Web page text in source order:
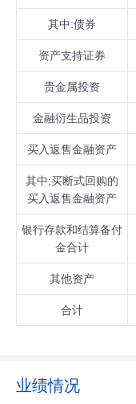
其中:债券
资产支持证券
贵金属投资
金融衍生品投资
买入返售金融资产
其中:买断式回购的
买入返售金融资产
银行存款和结算备付
金合计
其他资产
合计
业绩情况